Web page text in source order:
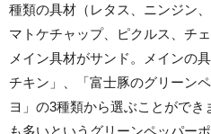
種類の具材（レタス、ニンジン
マトケチャップ、ピクルス、チ
メイン具材がサンド。メインの
チキン」、「富士豚のグリーン
ヨ」の3種類から選ぶことがで
も多いというグリーンペッパー